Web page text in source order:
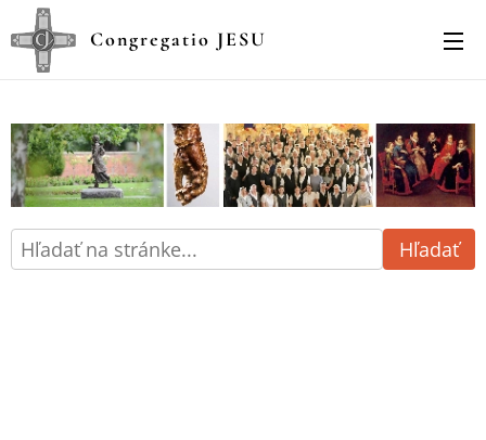
Congregatio JESU
Hľadať